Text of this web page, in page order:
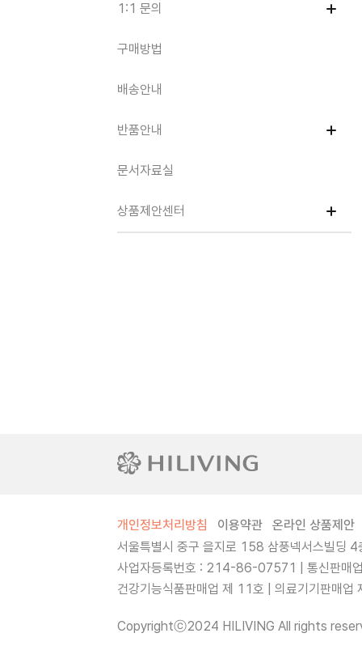
1:1 문의
구매방법
배송안내
반품안내
문서자료실
상품제안센터
개인정보처리방침 이용약관
온라인 상품제안
서울특별시 중구 을지로 158 삼풍넥서스빌딩
사업자등록번호 : 214-86-07571 | 통신판매
건강기능식품판매업 제 11호 | 의료기기판매
Copyrightⓒ2024 HILIVING All rights